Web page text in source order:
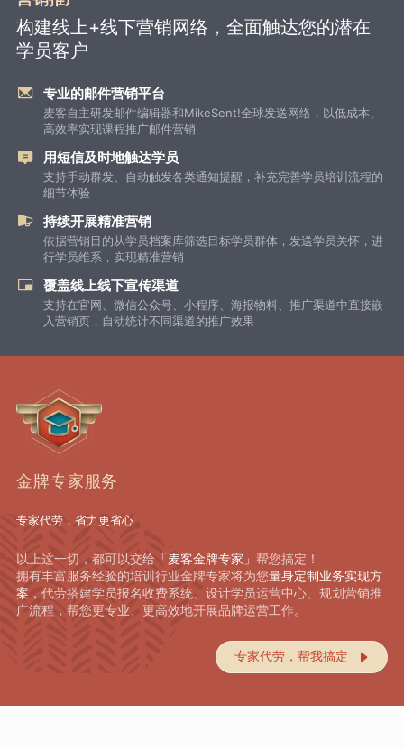
构建线上+线下营销网络，全面触达您的潜在
学员客户
专业的邮件营销平台
麦客自主研发邮件编辑器和MikeSent!全球发送网络，以低成本、
高效率实现课程推广邮件营销
用短信及时地触达学员
支持手动群发、自动触发各类通知提醒，补充完善学员培训流程的
细节体验
持续开展精准营销
依据营销目的从学员档案库筛选目标学员群体，发送学员关怀，进
行学员维系，实现精准营销
覆盖线上线下宣传渠道
支持在官网、微信公众号、小程序、海报物料、推广渠道中直接嵌
入营销页，自动统计不同渠道的推广效果
金牌专家服务
专家代劳，省力更省心
以上这一切，都可以交给「麦客金牌专家」 帮您搞定！
拥有丰富服务经验的培训行业金牌专家将为您量身定制业务实现方
案 ，代劳搭建学员报名收费系统、设计学员运营中心、规划营销推
广流程，帮您更专业、更高效地开展品牌运营工作。
专家代劳，帮我搞定 